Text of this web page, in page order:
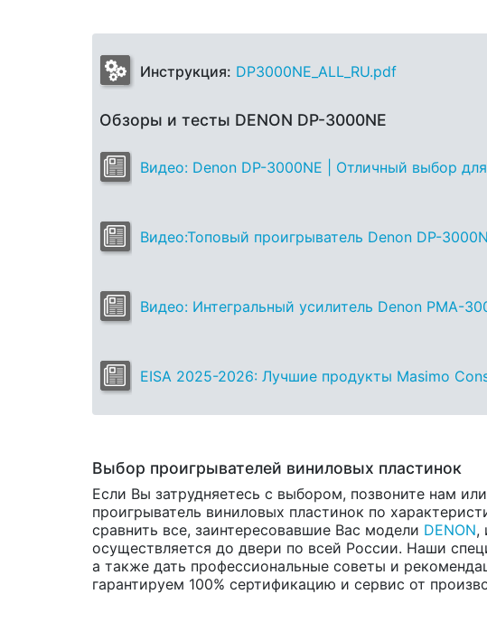
Инструкция: DP3000NE_ALL_RU.pdf
Обзоры и тесты DENON DP-3000NE
Видео: Denon DP-3000NE | Отличный выбор
Видео:Топовый проигрыватель Denon DP-
Видео: Интегральный усилитель Denon PMA-
EISA 2025-2026: Лучшие продукты Masimo
Выбор проигрывателей виниловых пластинок
Если Вы затрудняетесь с выбором, позвоните нам или
проигрыватель виниловых пластинок по
сравнить все, заинтересовавшие Вас модели DENON,
осуществляется до двери по всей России. Наши
а также дать профессиональные советы и
гарантируем 100% сертификацию и сервис от